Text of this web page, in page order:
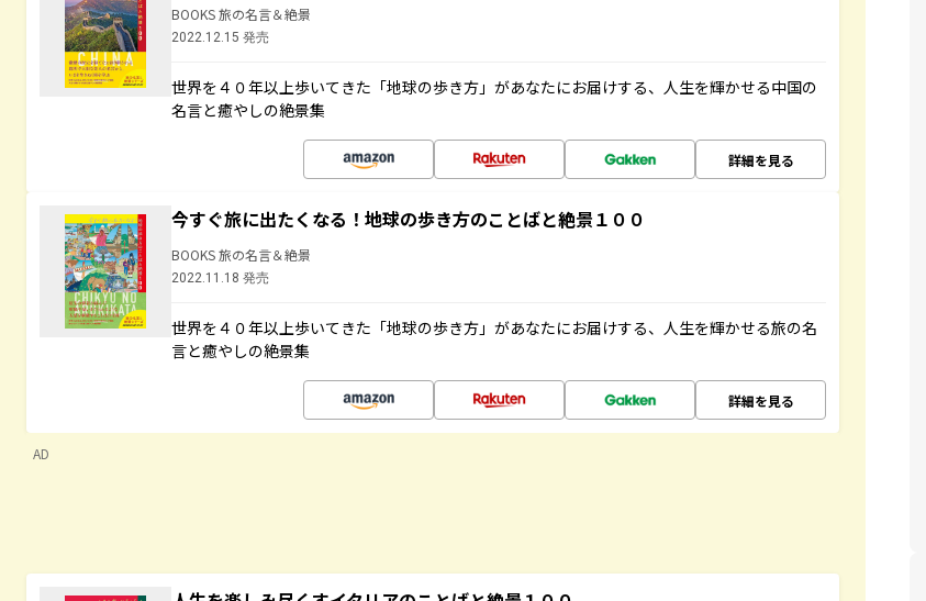
BOOKS 旅の名言＆絶景
2022.12.15 発売
世界を４０年以上歩いてきた「地球の歩き方」があなたにお届けする、人生を輝かせる中国の
名言と癒やしの絶景集
詳細を見る
今すぐ旅に出たくなる！地球の歩き方のことばと絶景１００
BOOKS 旅の名言＆絶景
2022.11.18 発売
世界を４０年以上歩いてきた「地球の歩き方」があなたにお届けする、人生を輝かせる旅の名
言と癒やしの絶景集
詳細を見る
AD